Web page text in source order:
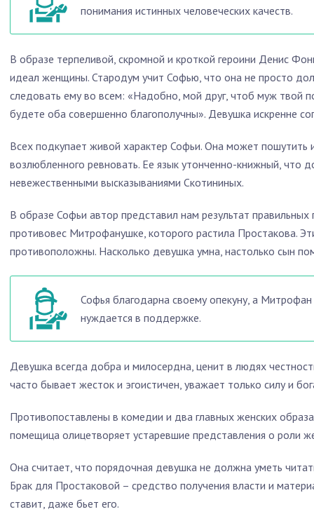
понимания истинных человеческих качеств.
В образе терпеливой, скромной и кроткой героини Денис
идеал женщины. Стародум учит Софью, что она не просто
следовать ему во всем: «Надобно, мой друг, чтоб муж твой
будете оба совершенно благополучны». Девушка искренне
Всех подкупает живой характер Софьи. Она может пошутить
возлюбленного ревновать. Ее язык утонченно-книжный, что
невежественными высказываниями Скотининых.
В образе Софьи автор представил нам результат
противовес Митрофанушке, которого растила Простакова.
противоположны. Насколько девушка умна, настолько сын
Софья благодарна своему опекуну, а
нуждается в поддержке.
Девушка всегда добра и милосердна, ценит в людях
часто бывает жесток и эгоистичен, уважает только силу и
Противопоставлены в комедии и два главных женских
помещица олицетворяет устаревшие представления о роли
Она считает, что порядочная девушка не должна уметь
Брак для Простаковой – средство получения власти и
ставит, даже бьет его.